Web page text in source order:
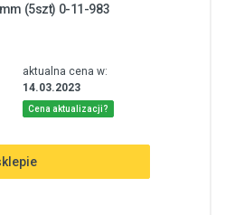
(5szt) 0-11-983
aktualna cena w:
14.03.2023
Cena aktualizacji?